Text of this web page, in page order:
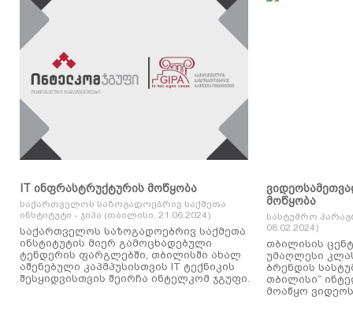
IT ინფრასტრუქტურის მოწყობა
საქართველოს საზოგადოებრივ საქმეთა
ინსტიტუტი - ჯიპა (თბილისი, 21.06.2024)
საქართველოს საზოგადოებრივ საქმეთა
ინსტიტუტის მიერ გამოცხადებული
ტენდერის ფარგლებში, თბილისში ახალ
აშენებული კაპმპუსისთვის IT ტექნიკის
შესყიდვისთვის შეირჩა ინტელკომ ჯგუფი.
მოწყობა
სასტუმრო
08.02.2024)
თბილისის
უმაღლესი
ბრენდის
თბილისი“
მოაწყო